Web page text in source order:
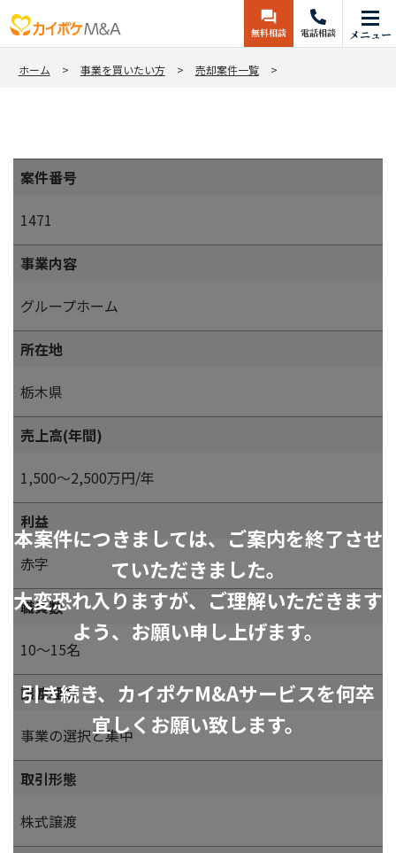
無料相談 電話相談 メニュー
ホーム 事業を買いたい方 売却案件一覧
本案件につきましては、ご案内を終了させ
ていただきました。
大変恐れ入りますが、ご理解いただきます
よう、お願い申し上げます。
引き続き、カイポケM&Aサービスを何卒
宜しくお願い致します。
案件番号
1471
事業内容
グループホーム
所在地
栃木県
売上高(年間)
1,500～2,500万円/年
利益
赤字
職員数
10～15名
譲渡理由
事業の選択と集中
取引形態
株式譲渡